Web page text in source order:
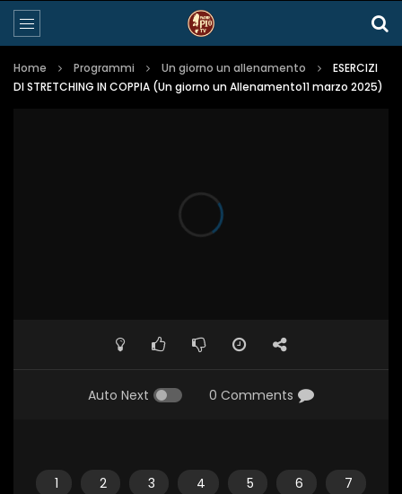
Home Programmi Un giorno un allenamento
ESERCIZI
DI STRETCHING IN COPPIA (Un giorno un Allenamento11 marzo 2025)
Auto Next 0 Comments
1 2 3 4 5 6
7